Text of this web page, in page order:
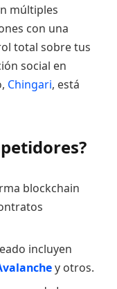
múltiples
con una
total sobre tus
social en
Chingari, está
blockchain
incluyen
y otros.